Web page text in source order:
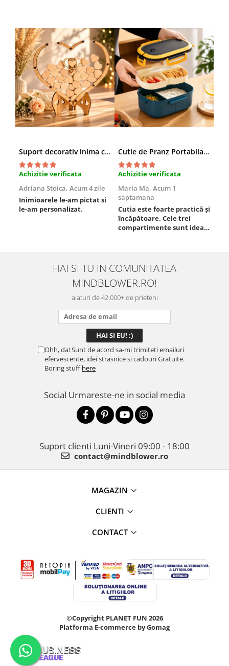
Suport decorativ inima cu mesaje, Cadou cu suflet
Achizitie verificata
Adriana Stoica, Acum 4 zile
Inimioarele le-am pictat si
le-am personalizat.
Cutie de Pranz Portabila cu Compartimente
Achizitie verificata
Maria Ma, Acum 1
saptamana
Cutia este foarte practică și
încăpătoare. Cele trei
compartimente sunt ideale
este sigură, fără scurgeri. O
folosesc aproape zilnic la
serviciu și sunt foarte
mulțumită.
HAI SI TU IN COMUNITATEA
MINDBLOWER.RO!
alaturi de 42.000+ de prieteni
Ohh, da! Sunt de acord sa-mi trimiteti emailuri
efervescente, idei strasnice si cadouri Gratuite.
Boring stuffhere
Social Urmareste-ne in social media
Suport clienti Luni-Vineri 09:00 - 18:00
contact@mindblower.ro
MAGAZIN
CLIENTI
CONTACT
©Copyright PLANET FUN 2026
Platforma E-commerce by Gomag